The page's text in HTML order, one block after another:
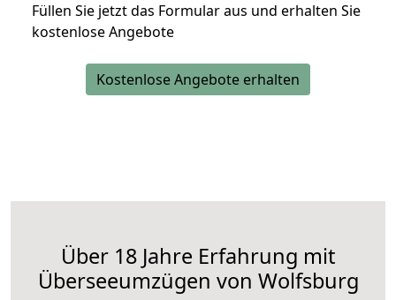
Füllen Sie jetzt das Formular aus und erhalten Sie
kostenlose Angebote
Kostenlose Angebote erhalten
Über 18 Jahre Erfahrung mit
Überseeumzügen von Wolfsburg